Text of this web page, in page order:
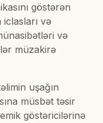
göstərən
və
və
müzakirə
uşağın
müsbət təsir
göstəricilərinə